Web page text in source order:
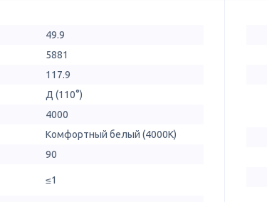
49.9
5881
117.9
Д (110°)
4000
Комфортный белый (4000К)
90
≤1